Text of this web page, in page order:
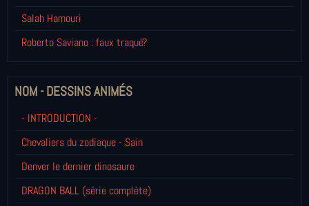
Salah Hamouri
Roberto Saviano : faux traqué?
NOM - DESSINS ANIMÉS
- INTRODUCTION -
Chevaliers du zodiaque - Sain
Denver le dernier dinosaure
DRAGON BALL (série complète)